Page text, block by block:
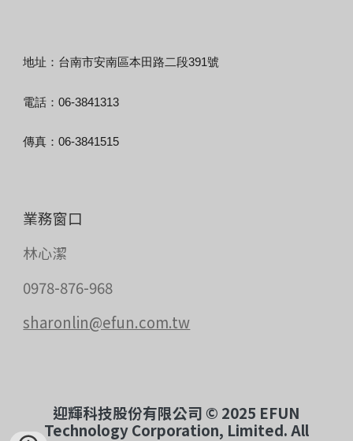
地址：台南市安南區本田路二段391號
電話：06-3841313
傳真：06-3841515
業務窗口
林心潔
0978-876-968
sharonlin@efun.com.tw
迎輝科技股份有限公司 © 2025 EFUN
Technology Corporation, Limited. All